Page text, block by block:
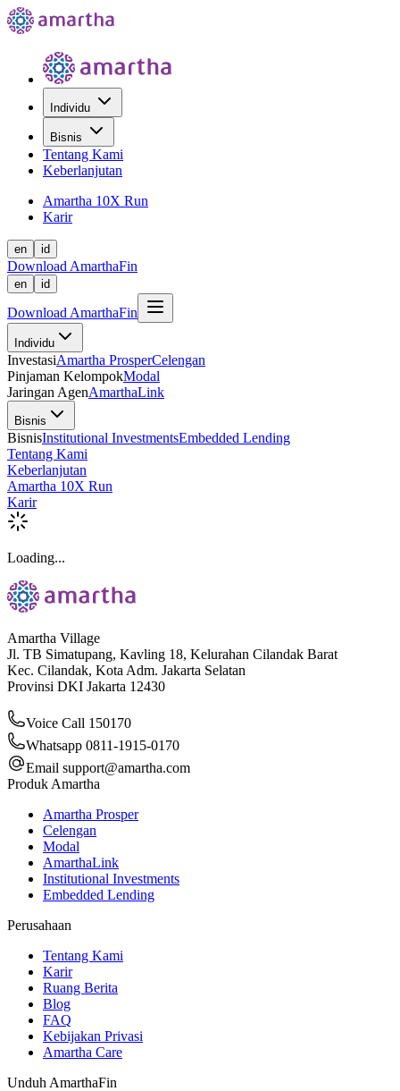
Individu
Bisnis
Tentang Kami
Keberlanjutan
Amartha 10X Run
Karir
en id
Download AmarthaFin
en id
Download AmarthaFin
Individu
InvestasiAmartha ProsperCelengan
Pinjaman KelompokModal
Jaringan AgenAmarthaLink
Bisnis
BisnisInstitutional InvestmentsEmbedded Lending
Tentang Kami
Keberlanjutan
Amartha 10X Run
Karir
Loading...
Amartha Village
Jl. TB Simatupang, Kavling 18, Kelurahan Cilandak Barat
Kec. Cilandak, Kota Adm. Jakarta Selatan
Provinsi DKI Jakarta 12430
Voice Call 150170
Whatsapp 0811-1915-0170
Email support@amartha.com
Produk Amartha
Amartha Prosper
Celengan
Modal
AmarthaLink
Institutional Investments
Embedded Lending
Perusahaan
Tentang Kami
Karir
Ruang Berita
Blog
FAQ
Kebijakan Privasi
Amartha Care
Unduh AmarthaFin